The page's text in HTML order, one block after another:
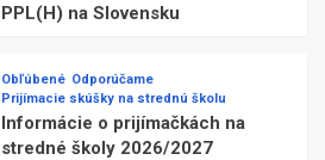
PPL(H) na Slovensku
Obľúbené Odporúčame
Prijímacie skúšky na strednú školu
Informácie o prijímačkách na
stredné školy 2026/2027